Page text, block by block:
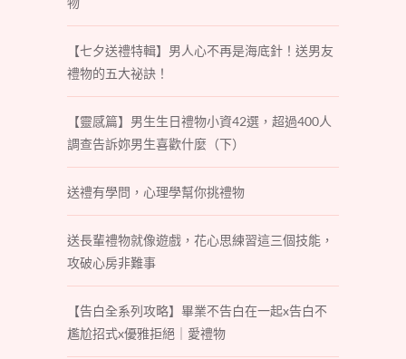
【七夕送禮特輯】男人心不再是海底針！送男友
禮物的五大祕訣！
【靈感篇】男生生日禮物小資42選，超過400人
調查告訴妳男生喜歡什麼（下）
送禮有學問，心理學幫你挑禮物
送長輩禮物就像遊戲，花心思練習這三個技能，
攻破心房非難事
【告白全系列攻略】畢業不告白在一起x告白不
尷尬招式x優雅拒絕｜愛禮物